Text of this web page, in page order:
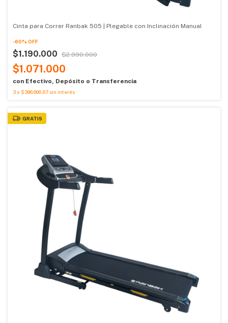
Cinta para Correr Ranbak 505 | Plegable con Inclinación Manual
-60% OFF
$1.190.000 $2.990.000
$1.071.000
con Efectivo, Depósito o Transferencia
3x $396.666,67 sin interés
GRATIS